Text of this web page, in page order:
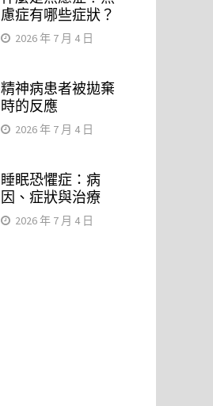
慮症有哪些症狀？
2026 年 7 月 4 日
精神病患者被拋棄
時的反應
2026 年 7 月 4 日
睡眠恐懼症：病
因、症狀與治療
2026 年 7 月 4 日